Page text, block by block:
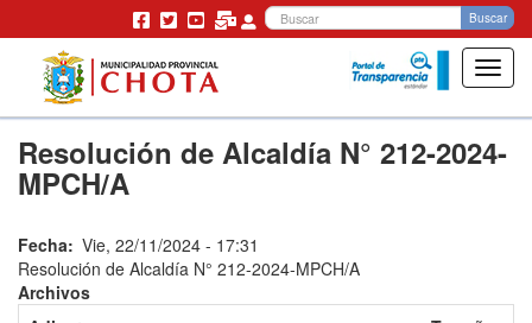
Pasar
contenido
principal
Buscar
Resolución de Alcaldía N° 212-2024-
MPCH/A
Fecha Vie, 22/11/2024 - 17:31
Resolución de Alcaldía N° 212-2024-MPCH/A
Archivos